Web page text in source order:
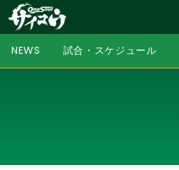
NEWS 試合・スケジュール